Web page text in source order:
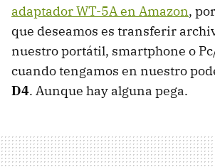
adaptador WT-5A en Amazon,
que deseamos es transferir
nuestro portátil, smartphone o
cuando tengamos en nuestro
D4. Aunque hay alguna pega.